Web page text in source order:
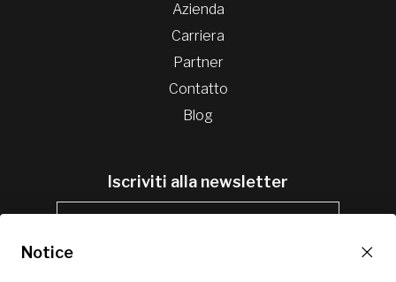
Azienda
Carriera
Partner
Contatto
Blog
Iscriviti alla newsletter
Notice ×